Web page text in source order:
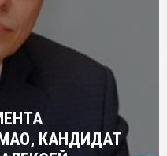
КАНДИДАТ